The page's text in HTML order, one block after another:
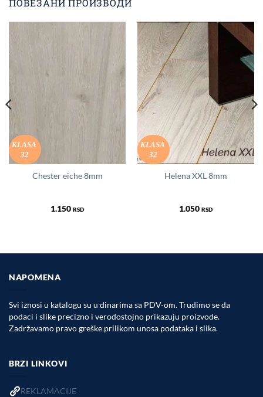
ПОВЕЗАНИ ПРОИЗВОДИ
KLASA
32
Chester eiche 8mm
1.150 RSD
KLASA
32
Helena XXL 8mm
1.050 RSD
NAPOMENA
Svi iznosi u katalogu su u dinarima sa PDV-om. Trudimo se da
podaci i slike precizno i verodostojno prikazuju proizvode.
Zadržavamo pravo greške prilikom unosa podataka i slika.
BRZI LINKOVI
REKLAMACIJE